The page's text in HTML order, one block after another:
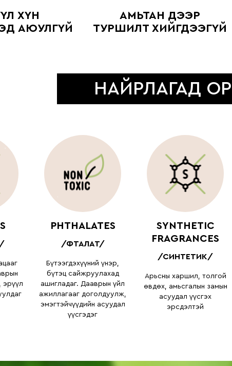
ХҮН
АЮУЛГҮЙ
АМЬТАН ДЭЭР
ТУРШИЛТ ХИЙГДЭЭГҮЙ
НАЙРЛАГАД
эрүүл
PHTHALATES
/ФТАЛАТ/
Бүтээгдэхүүний үнэр,
бүтэц сайжруулахад
ашигладаг. Дааврын үйл
ажиллагааг доголдуулж,
эмэгтэйчүүдийн асуудал
үүсгэдэг
SYNTHETIC
FRAGRANCES
/СИНТЕТИК/
Арьсны харшил, толгой
өвдөх, амьсгалын замын
асуудал үүсгэх
эрсдэлтэй